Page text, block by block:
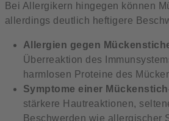
Bei Allergikern hingegen können
allerdings deutlich heftigere
Allergien gegen
Überreaktion des
harmlosen Proteine des
Symptome einer
stärkere Hautreaktionen,
Beschwerden wie allergischer